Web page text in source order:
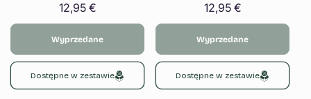
Cena
regularna
12,95 €
Wyprzedane
Dostępne w zestawie
Cena
regularna
12,95 €
Wyprzedane
Dostępne w zestawie